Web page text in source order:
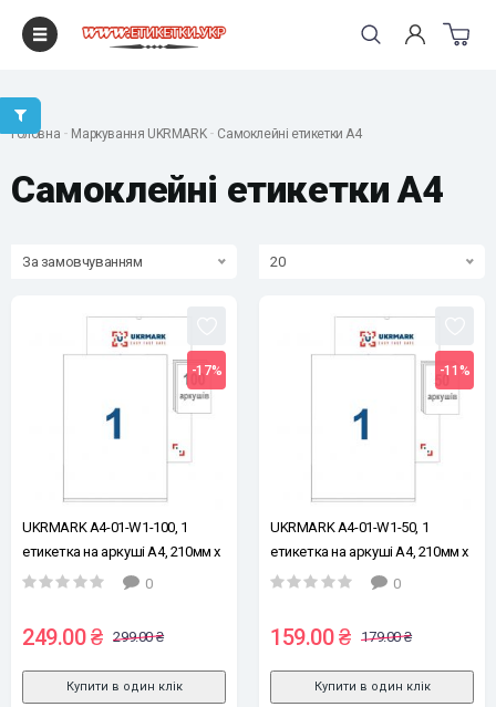
Головна Маркування UKRMARK Самоклейні етикетки А4
Самоклейні етикетки А4
За замовчуванням 20
-17%
UKRMARK A4-01-W1-100, 1
етикетка на аркуші А4, 210мм х
297мм, уп.100 арк, етикетки
0
249.00 ₴ 299.00 ₴
Купити в один клік
-11%
UKRMARK A4-01-W1-50, 1
етикетка на аркуші А4, 210мм х
297мм, уп.50 аркушів, етикетки
0
159.00 ₴ 179.00 ₴
Купити в один клік